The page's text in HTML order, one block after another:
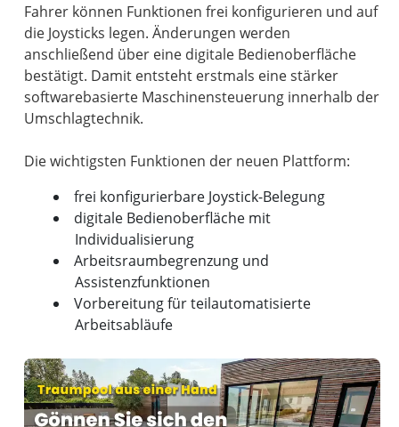
Fahrer können Funktionen frei konfigurieren und auf
die Joysticks legen. Änderungen werden
anschließend über eine digitale Bedienoberfläche
bestätigt. Damit entsteht erstmals eine stärker
softwarebasierte Maschinensteuerung innerhalb der
Umschlagtechnik.
frei konfigurierbare Joystick-Belegung
digitale Bedienoberfläche mit
Individualisierung
Arbeitsraumbegrenzung und
Assistenzfunktionen
Vorbereitung für teilautomatisierte
Arbeitsabläufe